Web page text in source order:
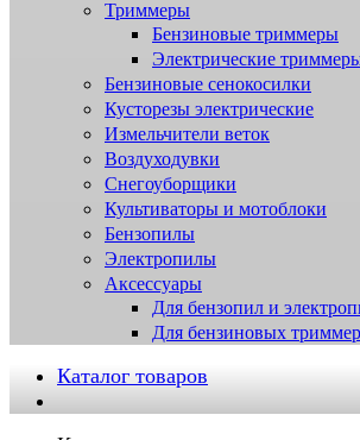
Триммеры
Бензиновые триммеры
Электрические
Бензиновые сенокосилки
Кусторезы электрические
Измельчители веток
Воздуходувки
Снегоуборщики
Культиваторы и мотоблоки
Бензопилы
Электропилы
Аксессуары
Для бензопил и
Для бензиновых
Каталог товаров